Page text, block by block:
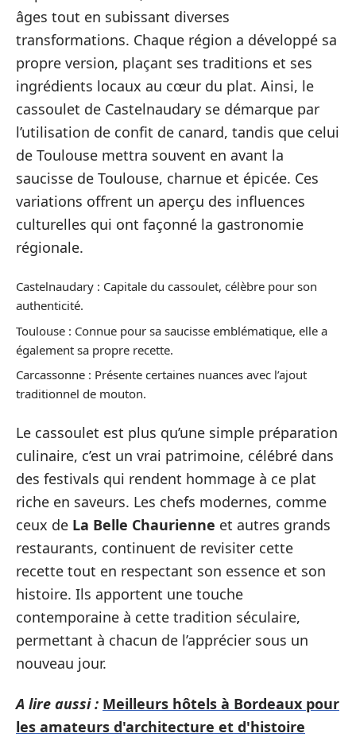
âges tout en subissant diverses
transformations. Chaque région a développé sa
propre version, plaçant ses traditions et ses
ingrédients locaux au cœur du plat. Ainsi, le
cassoulet de Castelnaudary se démarque par
l’utilisation de confit de canard, tandis que celui
de Toulouse mettra souvent en avant la
saucisse de Toulouse, charnue et épicée. Ces
variations offrent un aperçu des influences
culturelles qui ont façonné la gastronomie
régionale.
Castelnaudary : Capitale du cassoulet, célèbre pour son
authenticité.
Toulouse : Connue pour sa saucisse emblématique, elle a
également sa propre recette.
Carcassonne : Présente certaines nuances avec l’ajout
traditionnel de mouton.
Le cassoulet est plus qu’une simple préparation
culinaire, c’est un vrai patrimoine, célébré dans
des festivals qui rendent hommage à ce plat
riche en saveurs. Les chefs modernes, comme
ceux de La Belle Chaurienne et autres grands
restaurants, continuent de revisiter cette
recette tout en respectant son essence et son
histoire. Ils apportent une touche
contemporaine à cette tradition séculaire,
permettant à chacun de l’apprécier sous un
nouveau jour.
A lire aussi : Meilleurs hôtels à Bordeaux pour
les amateurs d'architecture et d'histoire